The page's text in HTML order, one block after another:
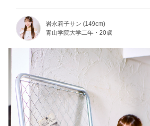
岩永莉子サン (149cm)
青山学院大学二年・20歳